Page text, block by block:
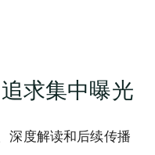
求集中曝光
深度解读和后续传播